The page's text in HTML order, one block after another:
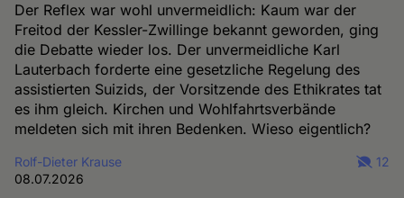
Der Reflex war wohl unvermeidlich: Kaum war der
Freitod der Kessler-Zwillinge bekannt geworden, ging
die Debatte wieder los. Der unvermeidliche Karl
Lauterbach forderte eine gesetzliche Regelung des
assistierten Suizids, der Vorsitzende des Ethikrates tat
es ihm gleich. Kirchen und Wohlfahrtsverbände
meldeten sich mit ihren Bedenken. Wieso eigentlich?
Rolf-Dieter Krause
08.07.2026
12